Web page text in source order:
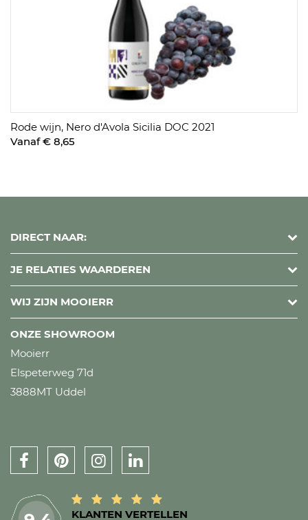
Rode wijn, Nero d'Avola Sicilia DOC 2021
Vanaf € 8,65
DIRECT NAAR:
JE RELATIES WAARDEREN
WIJ ZIJN MOOIERR
ONZE SHOWROOM
Mooierr
Elspeterweg 71d
3888MT Uddel
KLANTEN VERTELLEN